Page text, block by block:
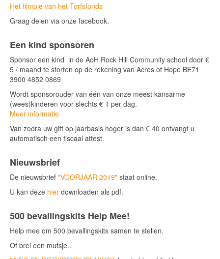
Het filmpje van het Torfsfonds
Graag delen via onze facebook.
Een kind sponsoren
Sponsor een kind in de AoH Rock Hill Community school door €
5 / maand te storten op de rekening van Acres of Hope BE71
3900 4852 0869
Wordt sponsorouder van één van onze meest kansarme
(wees)kinderen voor slechts € 1 per dag.
Meer informatie
Van zodra uw gift op jaarbasis hoger is dan € 40 ontvangt u
automatisch een fiscaal attest.
Nieuwsbrief
De nieuwsbrief "VOORJAAR 2019" staat online.
U kan deze hier downloaden als pdf.
500 bevallingskits Help Mee!
Help mee om 500 bevallingskits samen te stellen.
Of brei een mutsje..